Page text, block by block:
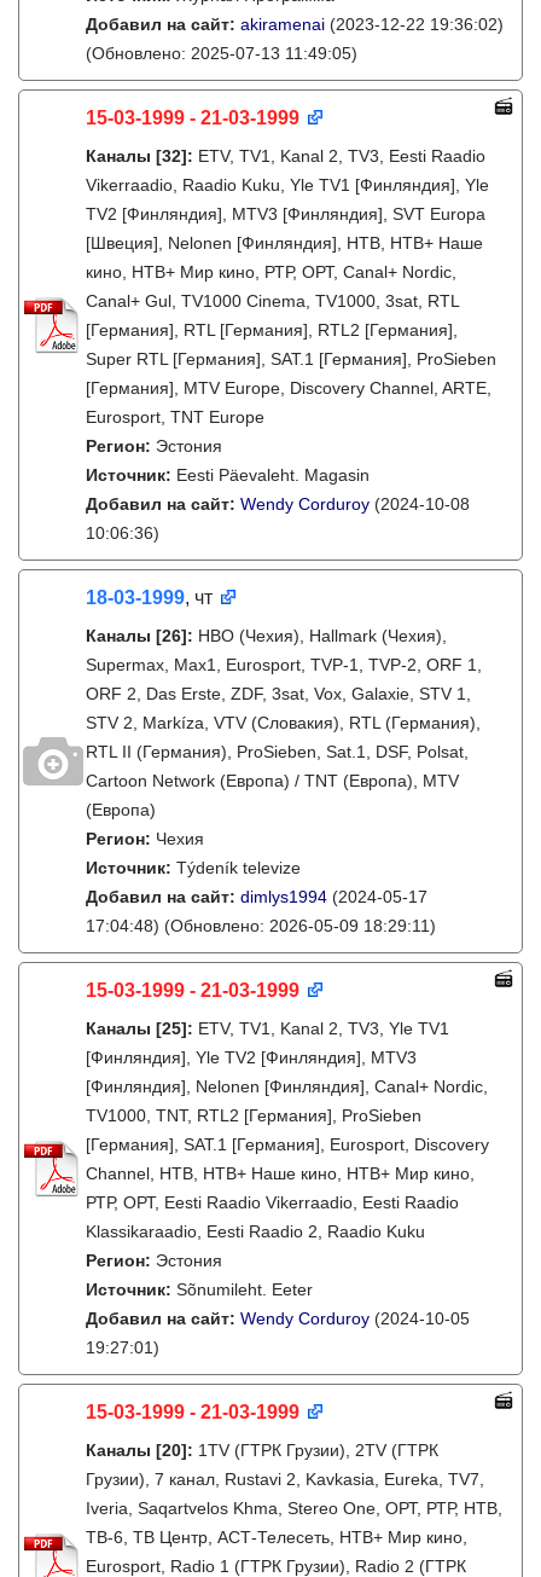
Добавил на сайт: akiramenai (2023-12-22 19:36:02)
(Обновлено: 2025-07-13 11:49:05)
15-03-1999 - 21-03-1999
Каналы [32]: ETV, TV1, Kanal 2, TV3, Eesti Raadio
Vikerraadio, Raadio Kuku, Yle TV1 [Финляндия], Yle
TV2 [Финляндия], MTV3 [Финляндия], SVT Europa
[Швеция], Nelonen [Финляндия], НТВ, НТВ+ Наше
кино, НТВ+ Мир кино, РТР, ОРТ, Canal+ Nordic,
Canal+ Gul, TV1000 Cinema, TV1000, 3sat, RTL
[Германия], RTL [Германия], RTL2 [Германия],
Super RTL [Германия], SAT.1 [Германия], ProSieben
[Германия], MTV Europe, Discovery Channel, ARTE,
Eurosport, TNT Europe
Регион: Эстония
Источник: Eesti Päevaleht. Magasin
Добавил на сайт: Wendy Corduroy (2024-10-08
10:06:36)
18-03-1999, чт
Каналы [26]: HBO (Чехия), Hallmark (Чехия),
Supermax, Max1, Eurosport, TVP-1, TVP-2, ORF 1,
ORF 2, Das Erste, ZDF, 3sat, Vox, Galaxie, STV 1,
STV 2, Markíza, VTV (Словакия), RTL (Германия),
RTL II (Германия), ProSieben, Sat.1, DSF, Polsat,
Cartoon Network (Европа) / TNT (Европа), MTV
(Европа)
Регион: Чехия
Источник: Týdeník televize
Добавил на сайт: dimlys1994 (2024-05-17
17:04:48) (Обновлено: 2026-05-09 18:29:11)
15-03-1999 - 21-03-1999
Каналы [25]: ETV, TV1, Kanal 2, TV3, Yle TV1
[Финляндия], Yle TV2 [Финляндия], MTV3
[Финляндия], Nelonen [Финляндия], Canal+ Nordic,
TV1000, TNT, RTL2 [Германия], ProSieben
[Германия], SAT.1 [Германия], Eurosport, Discovery
Channel, НТВ, НТВ+ Наше кино, НТВ+ Мир кино,
РТР, ОРТ, Eesti Raadio Vikerraadio, Eesti Raadio
Klassikaraadio, Eesti Raadio 2, Raadio Kuku
Регион: Эстония
Источник: Sõnumileht. Eeter
Добавил на сайт: Wendy Corduroy (2024-10-05
19:27:01)
15-03-1999 - 21-03-1999
Каналы [20]: 1TV (ГТРК Грузии), 2TV (ГТРК
Грузии), 7 канал, Rustavi 2, Kavkasia, Eureka, TV7,
Iveria, Saqartvelos Khma, Stereo One, ОРТ, РТР, НТВ,
ТВ-6, ТВ Центр, АСТ-Телесеть, НТВ+ Мир кино,
Eurosport, Radio 1 (ГТРК Грузии), Radio 2 (ГТРК